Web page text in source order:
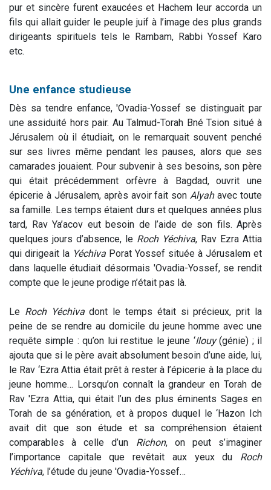
pur et sincère furent exaucées et Hachem leur accorda un
fils qui allait guider le peuple juif à l’image des plus grands
dirigeants spirituels tels le Rambam, Rabbi Yossef Karo
etc.
Une enfance studieuse
Dès sa tendre enfance, 'Ovadia-Yossef se distinguait par
une assiduité hors pair. Au Talmud-Torah Bné Tsion situé à
Jérusalem où il étudiait, on le remarquait souvent penché
sur ses livres même pendant les pauses, alors que ses
camarades jouaient. Pour subvenir à ses besoins, son père
qui était précédemment orfèvre à Bagdad, ouvrit une
épicerie à Jérusalem, après avoir fait sonAlyahavec toute
sa famille. Les temps étaient durs et quelques années plus
tard, Rav Ya’acov eut besoin de l’aide de son fils. Après
quelques jours d’absence, le Roch Yéchiva, Rav Ezra Attia
qui dirigeait la Yéchiva Porat Yossef située à Jérusalem et
dans laquelle étudiait désormais 'Ovadia-Yossef, se rendit
compte que le jeune prodige n’était pas là.
Le Roch Yéchivadont le temps était si précieux, prit la
peine de se rendre au domicile du jeune homme avec une
requête simple : qu’on lui restitue le jeune ‘Ilouy(génie) ; il
ajouta que si le père avait absolument besoin d’une aide, lui,
le Rav ‘Ezra Attia était prêt à rester à l’épicerie à la place du
jeune homme… Lorsqu’on connaît la grandeur en Torah de
Rav 'Ezra Attia, qui était l’un des plus éminents Sages en
Torah de sa génération, et à propos duquel le ‘Hazon Ich
avait dit que son étude et sa compréhension étaient
comparables à celle d’un Richon, on peut s’imaginer
l’importance capitale que revêtait aux yeux du Roch
Yéchiva, l’étude du jeune 'Ovadia-Yossef…